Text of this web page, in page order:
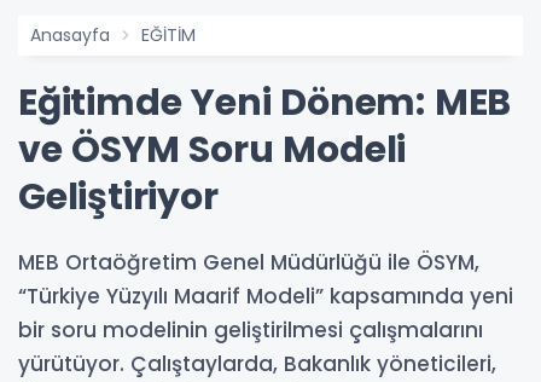
Anasayfa EĞİTİM
Eğitimde Yeni Dönem: MEB
ve ÖSYM Soru Modeli
Geliştiriyor
MEB Ortaöğretim Genel Müdürlüğü ile ÖSYM,
“Türkiye Yüzyılı Maarif Modeli” kapsamında yeni
bir soru modelinin geliştirilmesi çalışmalarını
yürütüyor. Çalıştaylarda, Bakanlık yöneticileri,